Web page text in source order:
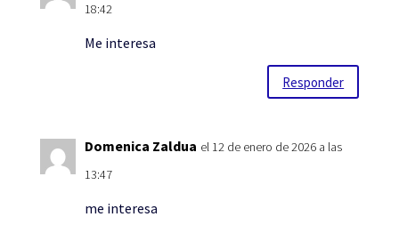
18:42
Me interesa
Responder
Domenica Zaldua el 12 de enero de 2026 a las
13:47
me interesa